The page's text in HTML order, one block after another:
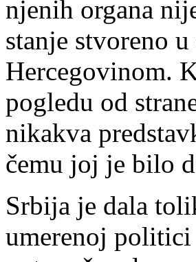
njenih organa
stanje stvoreno
Hercegovinom.
pogledu od
nikakva
čemu joj je bilo
Srbija je dala
umerenoj politici